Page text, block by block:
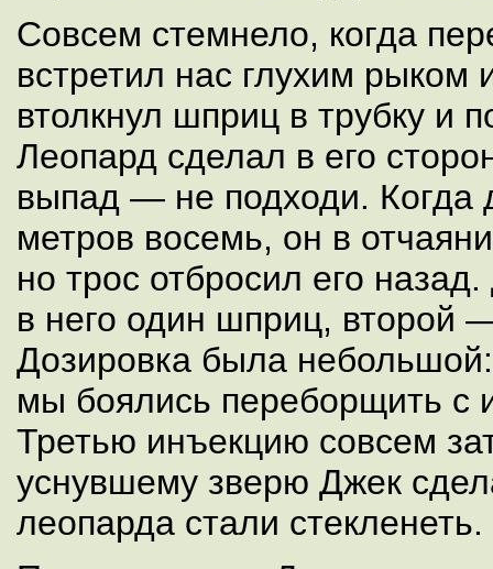
Совсем стемнело, когда
встретил нас глухим рыком
втолкнул шприц в трубку и
Леопард сделал в его
выпад — не подходи. Когда
метров восемь, он в
но трос отбросил его
в него один шприц, второй
Дозировка была
мы боялись переборщить с
Третью инъекцию совсем
уснувшему зверю Джек
леопарда стали стекленеть.